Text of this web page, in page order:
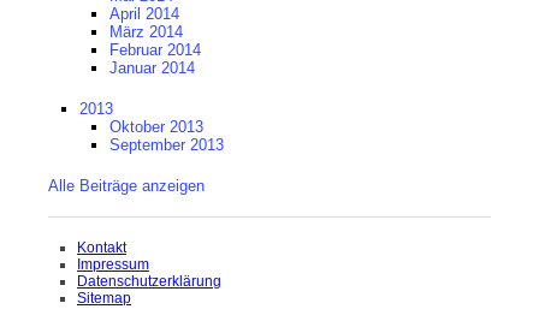
April 2014
März 2014
Februar 2014
Januar 2014
2013
Oktober 2013
September 2013
Alle Beiträge anzeigen
Navigation
überspringen
Kontakt
Impressum
Datenschutzerklärung
Sitemap